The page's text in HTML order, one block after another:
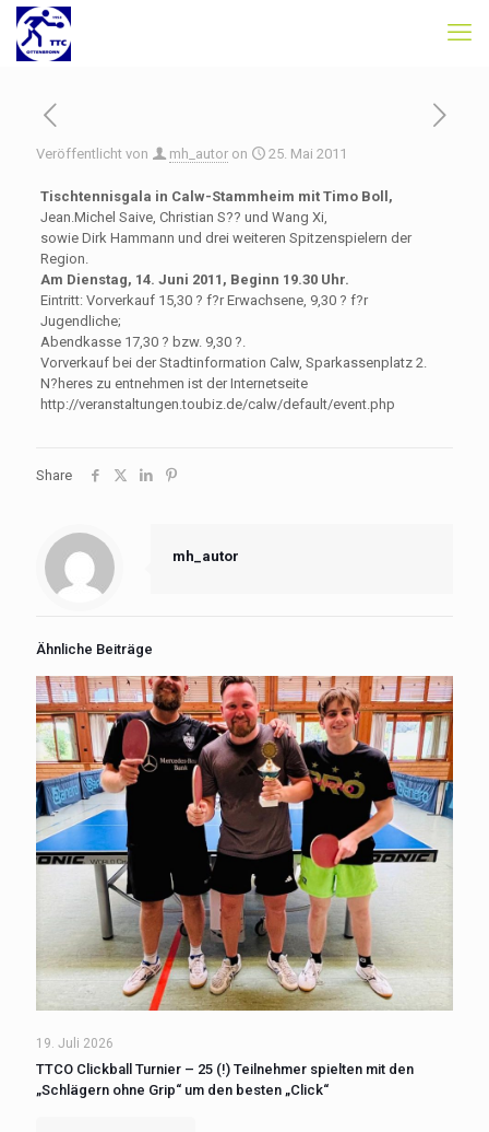
Veröffentlicht von mh_autor on 25. Mai 2011
Tischtennisgala in Calw-Stammheim mit Timo Boll,
Jean.Michel Saive, Christian S?? und Wang Xi,
sowie Dirk Hammann und drei weiteren Spitzenspielern der
Region.
Am Dienstag, 14. Juni 2011, Beginn 19.30 Uhr.
Eintritt: Vorverkauf 15,30 ? f?r Erwachsene, 9,30 ? f?r
Jugendliche;
Abendkasse 17,30 ? bzw. 9,30 ?.
Vorverkauf bei der Stadtinformation Calw, Sparkassenplatz 2.
N?heres zu entnehmen ist der Internetseite
http://veranstaltungen.toubiz.de/calw/default/event.php
Share
mh_autor
Ähnliche Beiträge
19. Juli 2026
TTCO Clickball Turnier – 25 (!) Teilnehmer spielten mit den
„Schlägern ohne Grip“ um den besten „Click“